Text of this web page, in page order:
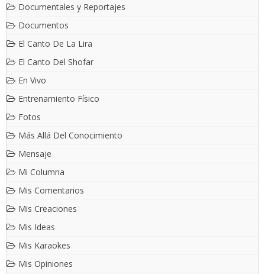
Documentales y Reportajes
Documentos
El Canto De La Lira
El Canto Del Shofar
En Vivo
Entrenamiento Físico
Fotos
Más Allá Del Conocimiento
Mensaje
Mi Columna
Mis Comentarios
Mis Creaciones
Mis Ideas
Mis Karaokes
Mis Opiniones